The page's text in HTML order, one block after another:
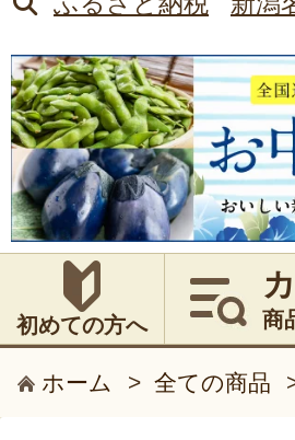
初めての方へ 商
ホーム > 全ての商品